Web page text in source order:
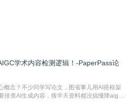
学术内容检测逻辑！-PaperPass论
概念？不少同学写论文，图省事儿用AI搭框架
排查AI生成内容，搜半天资料都没搞懂降aigc